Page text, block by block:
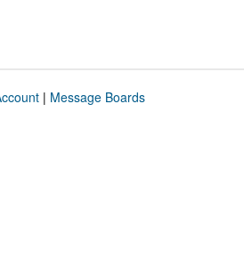
| Message Boards